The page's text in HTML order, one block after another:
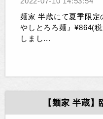
麺家 半蔵にて夏季限
やしとろろ麺』¥864(
しまし...
【麺家 半蔵